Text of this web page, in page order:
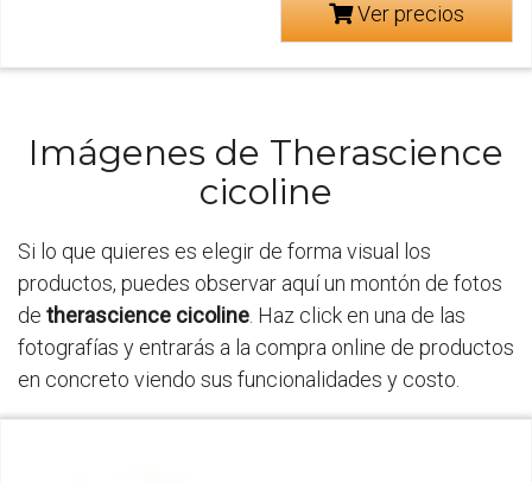
Ver precios
Imágenes de Therascience
cicoline
Si lo que quieres es elegir de forma visual los
productos, puedes observar aquí un montón de fotos
de therascience cicoline. Haz click en una de las
fotografías y entrarás a la compra online de productos
en concreto viendo sus funcionalidades y costo.